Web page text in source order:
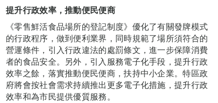
提升行政效率，推動便民便商
《零售鮮活食品場所的登記制度》優化了有關發牌模式
的行政程序，做到便利業界，同時規範了場所須符合的
營運條件，引入行政違法的處罰條文，進一步保障消費
者的食品安全。另外，引入服務電子化手段，提升行政
效率之餘，落實推動便民便商，扶持中小企業。特區政
府將會按社會需求持續推出更多電子化措施，提升行政
效率和為市民提供優質服務。